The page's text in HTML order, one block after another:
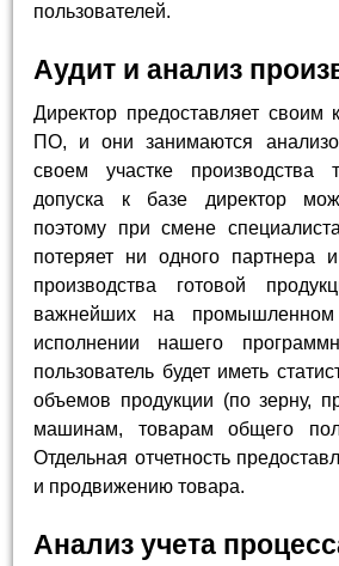
пользователей.
Аудит и анализ
Директор предоставляет своим
ПО, и они занимаются
своем участке производства
допуска к базе директор
поэтому при смене
потеряет ни одного партнера
производства готовой
важнейших на
исполнении нашего
пользователь будет иметь
объемов продукции (по зерну,
машинам, товарам общего
Отдельная отчетность
и продвижению товара.
Анализ учета